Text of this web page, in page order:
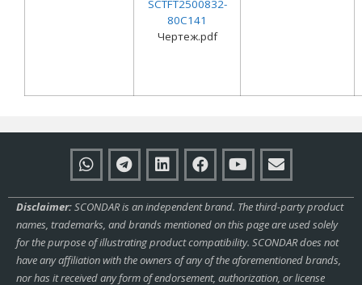
SCTFT2500832-
80C141
Чертеж.pdf
Disclaimer:SCONDAR is an independent brand. The third-party product
names, trademarks, and brands mentioned on this page are used solely
for the purpose of illustrating product compatibility. SCONDAR does not
have any affiliation with the owners of any of the aforementioned brands,
nor has it received any form of endorsement, authorization, or license